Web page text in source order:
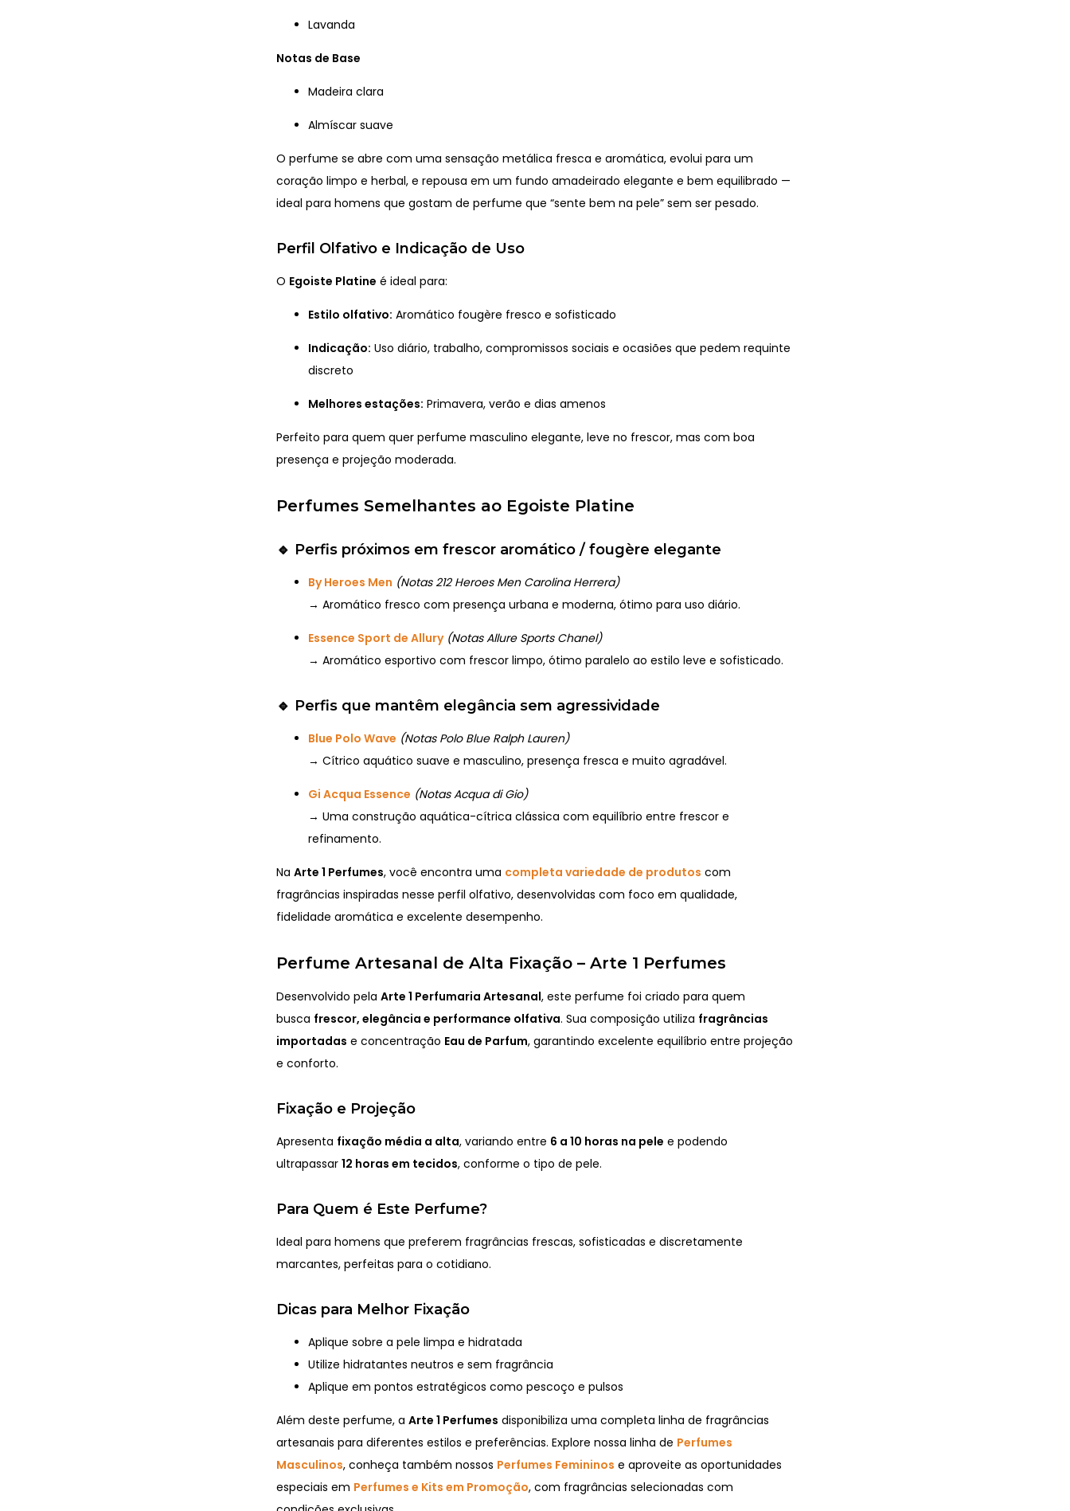
Lavanda
Notas de Base
Madeira clara
Almíscar suave
O perfume se abre com uma sensação metálica fresca e aromática, evolui para um
coração limpo e herbal, e repousa em um fundo amadeirado elegante e bem equilibrado —
ideal para homens que gostam de perfume que “sente bem na pele” sem ser pesado.
Perfil Olfativo e Indicação de Uso
O Egoiste Platine é ideal para:
Estilo olfativo: Aromático fougère fresco e sofisticado
Indicação: Uso diário, trabalho, compromissos sociais e ocasiões que pedem requinte
discreto
Melhores estações: Primavera, verão e dias amenos
Perfeito para quem quer perfume masculino elegante, leve no frescor, mas com boa
presença e projeção moderada.
Perfumes Semelhantes ao Egoiste Platine
🔹 Perfis próximos em frescor aromático / fougère elegante
By Heroes Men (Notas 212 Heroes Men Carolina Herrera)
→ Aromático fresco com presença urbana e moderna, ótimo para uso diário.
Essence Sport de Allury (Notas Allure Sports Chanel)
→ Aromático esportivo com frescor limpo, ótimo paralelo ao estilo leve e sofisticado.
🔹 Perfis que mantêm elegância sem agressividade
Blue Polo Wave (Notas Polo Blue Ralph Lauren)
→ Cítrico aquático suave e masculino, presença fresca e muito agradável.
Gi Acqua Essence (Notas Acqua di Gio)
→ Uma construção aquática-cítrica clássica com equilíbrio entre frescor e
refinamento.
Na Arte 1 Perfumes, você encontra uma completa variedade de produtos com
fragrâncias inspiradas nesse perfil olfativo, desenvolvidas com foco em qualidade,
fidelidade aromática e excelente desempenho.
Perfume Artesanal de Alta Fixação – Arte 1 Perfumes
Desenvolvido pela Arte 1 Perfumaria Artesanal, este perfume foi criado para quem
busca frescor, elegância e performance olfativa. Sua composição utiliza fragrâncias
importadas e concentração Eau de Parfum, garantindo excelente equilíbrio entre projeção
e conforto.
Fixação e Projeção
Apresenta fixação média a alta, variando entre 6 a 10 horas na pele e podendo
ultrapassar 12 horas em tecidos, conforme o tipo de pele.
Para Quem é Este Perfume?
Ideal para homens que preferem fragrâncias frescas, sofisticadas e discretamente
marcantes, perfeitas para o cotidiano.
Dicas para Melhor Fixação
Aplique sobre a pele limpa e hidratada
Utilize hidratantes neutros e sem fragrância
Aplique em pontos estratégicos como pescoço e pulsos
Além deste perfume, a Arte 1 Perfumes disponibiliza uma completa linha de fragrâncias
artesanais para diferentes estilos e preferências. Explore nossa linha de Perfumes
Masculinos, conheça também nossos Perfumes Femininos e aproveite as oportunidades
especiais em Perfumes e Kits em Promoção, com fragrâncias selecionadas com